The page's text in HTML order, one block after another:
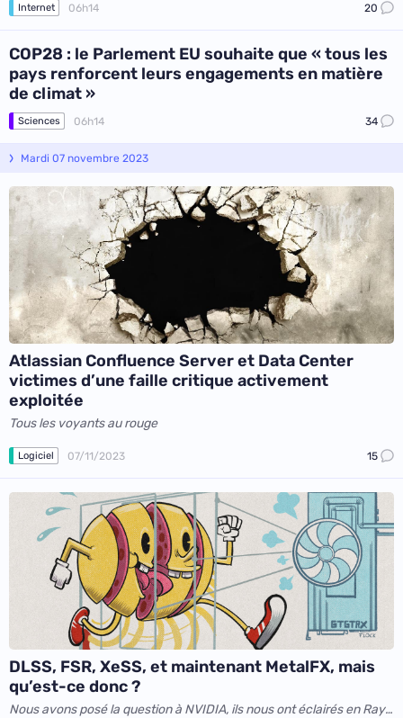
Internet 06h14 20
COP28 : le Parlement EU souhaite que « tous les
pays renforcent leurs engagements en matière
de climat »
Sciences 06h14 34
Mardi 07 novembre 2023
Atlassian Confluence Server et Data Center
victimes d’une faille critique activement
exploitée
Tous les voyants au rouge
Logiciel 07/11/2023 15
DLSS, FSR, XeSS, et maintenant MetalFX, mais
qu’est-ce donc ?
Nous avons posé la question à NVIDIA, ils nous ont éclairés en Ray